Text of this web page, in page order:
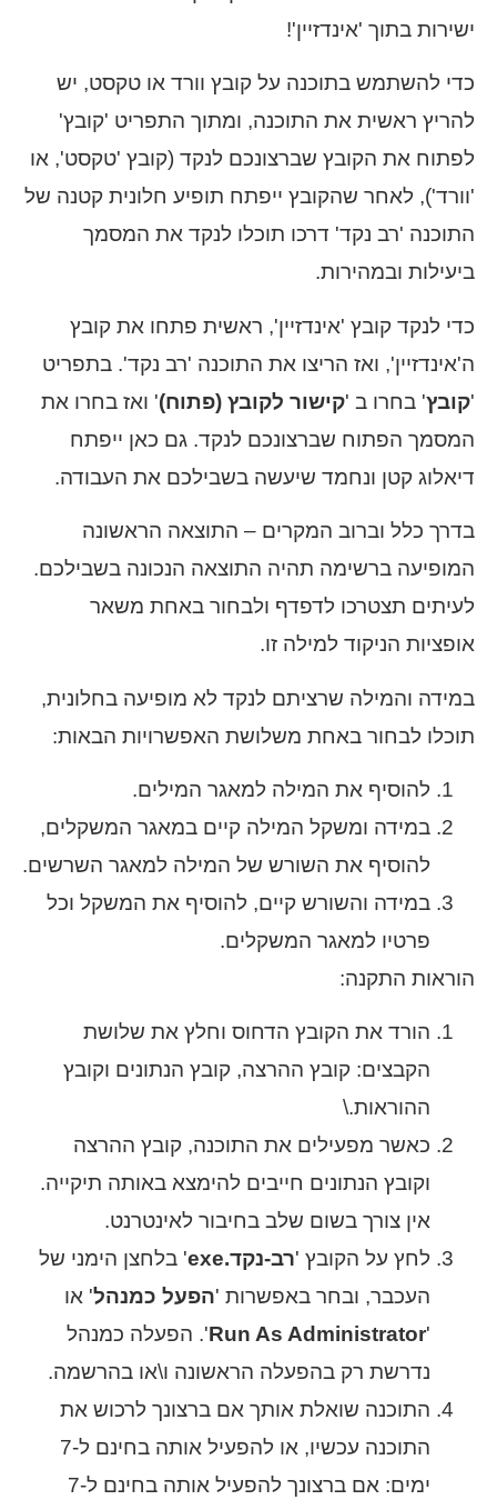
ישירות בתוך 'אינדזיין'!
כדי להשתמש בתוכנה על קובץ וורד או טקסט, יש
להריץ ראשית את התוכנה, ומתוך התפריט 'קובץ'
לפתוח את הקובץ שברצונכם לנקד (קובץ 'טקסט', או
'וורד'), לאחר שהקובץ ייפתח תופיע חלונית קטנה של
התוכנה 'רב נקד' דרכו תוכלו לנקד את המסמך
ביעילות ובמהירות.
כדי לנקד קובץ 'אינדזיין', ראשית פתחו את קובץ
ה'אינדזיין', ואז הריצו את התוכנה 'רב נקד'. בתפריט
'קובץ' בחרו ב 'קישור לקובץ (פתוח)' ואז בחרו את
המסמך הפתוח שברצונכם לנקד. גם כאן ייפתח
דיאלוג קטן ונחמד שיעשה בשבילכם את העבודה.
בדרך כלל וברוב המקרים – התוצאה הראשונה
המופיעה ברשימה תהיה התוצאה הנכונה בשבילכם.
לעיתים תצטרכו לדפדף ולבחור באחת משאר
אופציות הניקוד למילה זו.
במידה והמילה שרציתם לנקד לא מופיעה בחלונית,
תוכלו לבחור באחת משלושת האפשרויות הבאות:
להוסיף את המילה למאגר המילים.
במידה ומשקל המילה קיים במאגר המשקלים,
להוסיף את השורש של המילה למאגר השרשים.
במידה והשורש קיים, להוסיף את המשקל וכל
פרטיו למאגר המשקלים.
הוראות התקנה:
הורד את הקובץ הדחוס וחלץ את שלושת
הקבצים: קובץ ההרצה, קובץ הנתונים וקובץ
ההוראות.\
כאשר מפעילים את התוכנה, קובץ ההרצה
וקובץ הנתונים חייבים להימצא באותה תיקייה.
אין צורך בשום שלב בחיבור לאינטרנט.
לחץ על הקובץ 'רב-נקד.exe
' בלחצן הימני של
העכבר, ובחר באפשרות 'הפעל כמנהל' או
'
Run As Administrator'. הפעלה כמנהל
נדרשת רק בהפעלה הראשונה ו\או בהרשמה.
התוכנה שואלת אותך אם ברצונך לרכוש את
התוכנה עכשיו, או להפעיל אותה בחינם ל-7
ימים: אם ברצונך להפעיל אותה בחינם ל-7